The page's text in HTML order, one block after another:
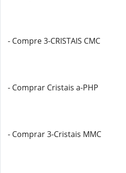
- Compre 3-CRISTAIS CMC
- Comprar Cristais a-PHP
- Comprar 3-Cristais MMC